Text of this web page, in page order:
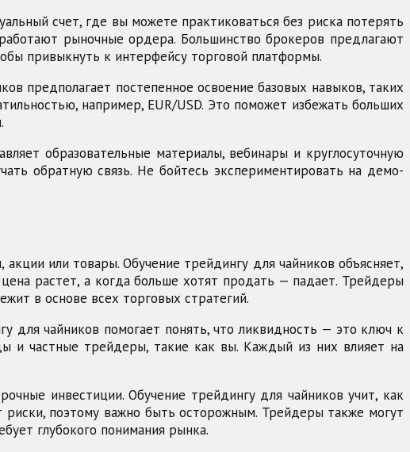
счет, где вы можете практиковаться без риска потерять
рыночные ордера. Большинство брокеров предлагают
привыкнуть к интерфейсу торговой платформы.
предполагает постепенное освоение базовых навыков, таких
например, EUR/USD. Это поможет избежать больших
образовательные материалы, вебинары и круглосуточную
обратную связь. Не бойтесь экспериментировать на демо-
или товары. Обучение трейдингу для чайников объясняет,
растет, а когда больше хотят продать — падает. Трейдеры
в основе всех торговых стратегий.
для чайников помогает понять, что ликвидность — это ключ к
и частные трейдеры, такие как вы. Каждый из них влияет на
инвестиции. Обучение трейдингу для чайников учит, как
риски, поэтому важно быть осторожным. Трейдеры также могут
глубокого понимания рынка.